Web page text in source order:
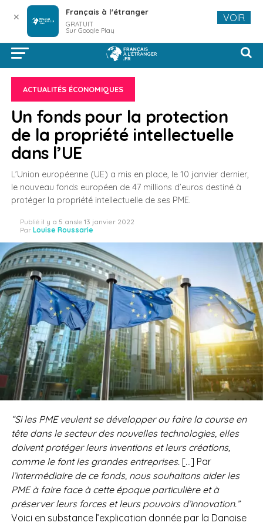
ACTUALITÉS ÉCONOMIQUES
Un fonds pour la protection
de la propriété intellectuelle
dans l’UE
L’Union européenne (UE) a mis en place, le 10 janvier dernier,
le nouveau fonds européen de 47 millions d’euros destiné à
protéger la propriété intellectuelle de ses PME.
Publié il y a 5 ansle 13 janvier 2022
Par Louise Roussarie
“Si les PME veulent se développer ou faire la course en
tête dans le secteur des nouvelles technologies, elles
doivent protéger leurs inventions et leurs créations,
comme le font les grandes entreprises.[…] Par
l’intermédiaire de ce fonds, nous souhaitons aider les
PME à faire face à cette époque particulière et à
préserver leurs forces et leurs pouvoirs d’innovation.”
Voici en substance l’explication donnée par la Danoise
✕ Français à l'étranger
GRATUIT
Sur Google Play
VOIR